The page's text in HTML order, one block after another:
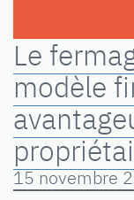
Le
modèle
15 novembre